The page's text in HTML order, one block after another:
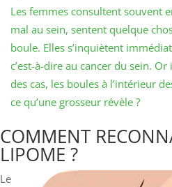
Les femmes consultent souvent
mal au sein, sentent quelque
boule. Elles s’inquiètent
c’est-à-dire au cancer du sein.
des cas, les boules à l’intérieur
ce qu’une grosseur révèle ?
COMMENT
LIPOME ?
Le